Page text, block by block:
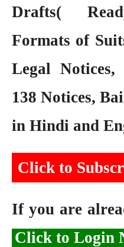
Drafts(
Formats of
Legal Notices,
138 Notices,
in Hindi and
Click to
If you are
Click to Login